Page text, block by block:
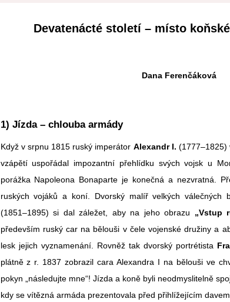
Devatenácté století – místo
Dana Ferenčáková
1) Jízda – chlouba armády
Když v srpnu 1815 ruský imperátor Alexandr I. (1777–1825)
vzápětí uspořádal impozantní přehlídku svých vojsk u
porážka Napoleona Bonaparte je konečná a nezvratná.
ruských vojáků a koní. Dvorský malíř velkých válečných
(1851–1895) si dal záležet, aby na jeho obrazu „Vstup
především ruský car na bělouši v čele vojenské družiny a
lesk jejich vyznamenání. Rovněž tak dvorský portrétista
plátně z r. 1837 zobrazil cara Alexandra I na bělouši ve
pokyn „následujte mne“! Jízda a koně byli neodmyslitelně
kdy se vítězná armáda prezentovala před přihlížejícím davem.